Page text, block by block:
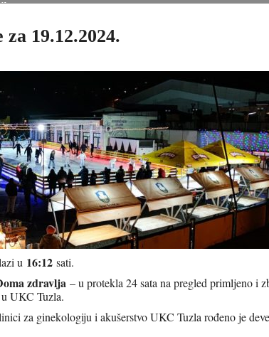
19.12.2024.
u 16:12 sati.
zdravlja – u protekla 24 sata na pregled primljeno i
u UKC Tuzla.
za ginekologiju i akušerstvo UKC Tuzla rođeno je